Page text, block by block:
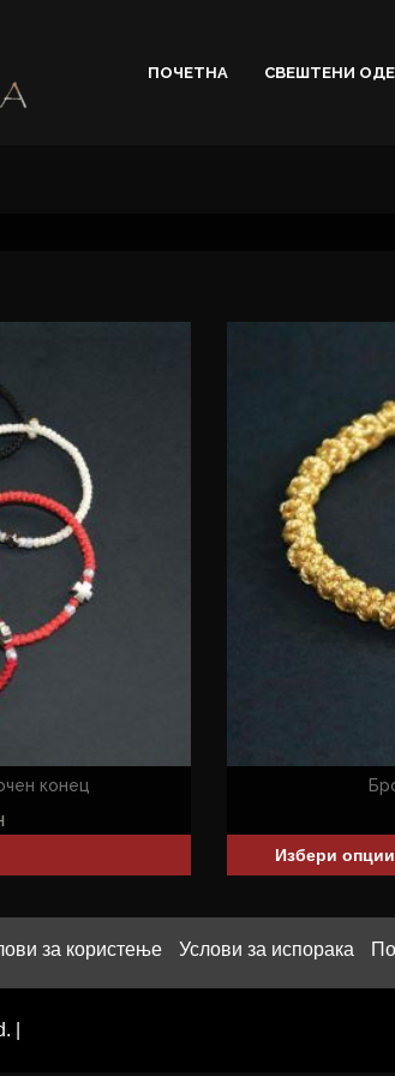
ПОЧЕТНА СВЕШТЕНИ
конец
Избери опции
за користење Услови за испорака